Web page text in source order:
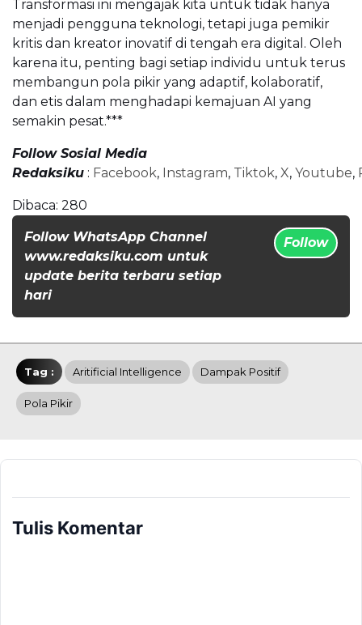
Transformasi ini mengajak kita untuk tidak hanya
menjadi pengguna teknologi, tetapi juga pemikir
kritis dan kreator inovatif di tengah era digital. Oleh
karena itu, penting bagi setiap individu untuk terus
membangun pola pikir yang adaptif, kolaboratif,
dan etis dalam menghadapi kemajuan AI yang
semakin pesat.***
Follow Sosial Media
Redaksiku : Facebook, Instagram, Tiktok, X, Youtube,
Dibaca: 280
Follow WhatsApp Channel
www.redaksiku.com untuk
update berita terbaru setiap
hari
Follow
Tag : Aritificial Intelligence Dampak Positif
Pola Pikir
Tulis Komentar